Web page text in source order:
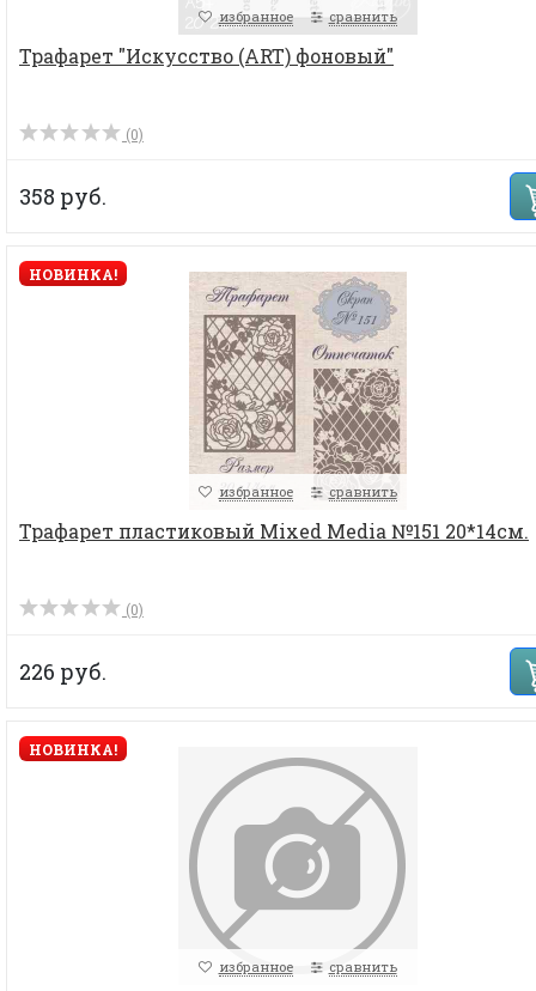
избранное сравнить
Трафарет "Искусство (ART) фоновый"
(0)
358 руб.
НОВИНКА!
избранное сравнить
Трафарет пластиковый Mixed Media №151 20*14см.
(0)
226 руб.
НОВИНКА!
избранное сравнить